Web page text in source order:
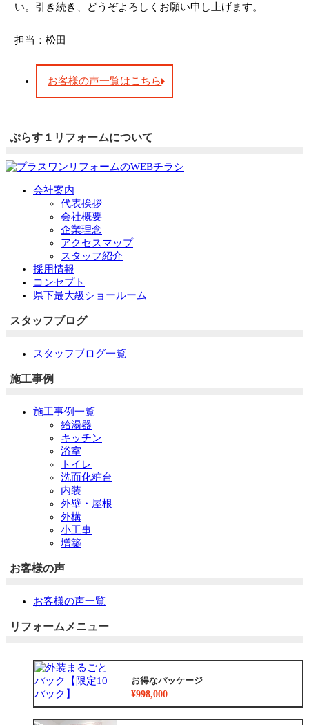
い。引き続き、どうぞよろしくお願い申し上げます。
担当：松田
お客様の声一覧はこちら
ぷらす１リフォームについて
会社案内
代表挨拶
会社概要
企業理念
アクセスマップ
スタッフ紹介
採用情報
コンセプト
県下最大級ショールーム
スタッフブログ
スタッフブログ一覧
施工事例
施工事例一覧
給湯器
キッチン
浴室
トイレ
洗面化粧台
内装
外壁・屋根
外構
小工事
増築
お客様の声
お客様の声一覧
リフォームメニュー
お得なパッケージ
¥998,000